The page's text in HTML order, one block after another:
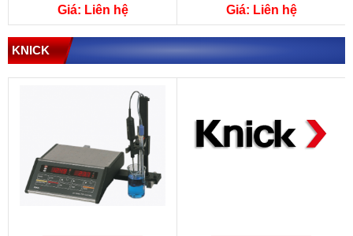
Giá: Liên hệ Giá: Liên hệ
KNICK